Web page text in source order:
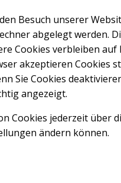
Besuch unserer
abgelegt werden.
Cookies verbleiben
akzeptieren
Sie Cookies
angezeigt.
Cookies jederzeit
ändern können.